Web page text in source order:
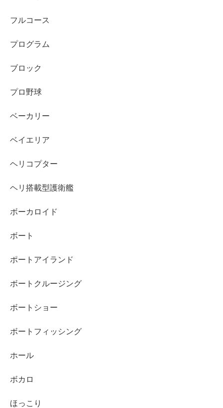
フルコース
プログラム
ブロック
プロ野球
ベーカリー
ベイエリア
ヘリコプター
ヘリ搭載型護衛艦
ボーカロイド
ボート
ポートアイランド
ボートクルージング
ボートショー
ボートフィッシング
ホール
ボカロ
ほっこり